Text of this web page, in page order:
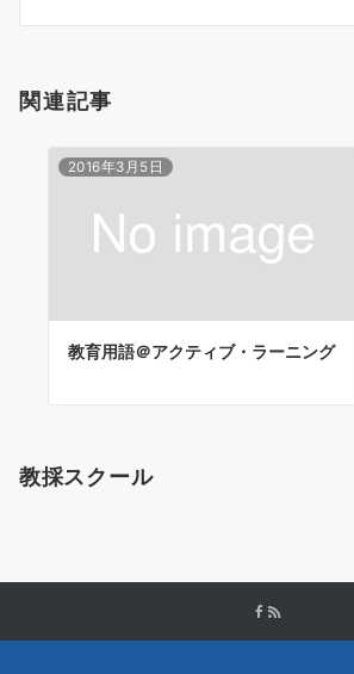
ン
関連記事
2016年3月5日
教育用語＠アクティブ・ラーニング
教採スクール